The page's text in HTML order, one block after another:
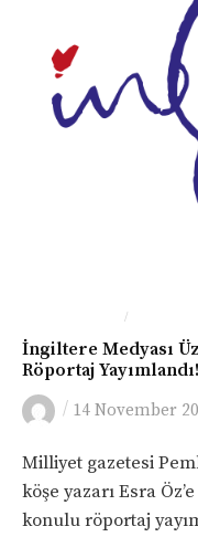
/
İngiltere Medyası
Röportaj Yayımlandı!
/ 14 November
Milliyet gazetesi
köşe yazarı Esra
konulu röportaj